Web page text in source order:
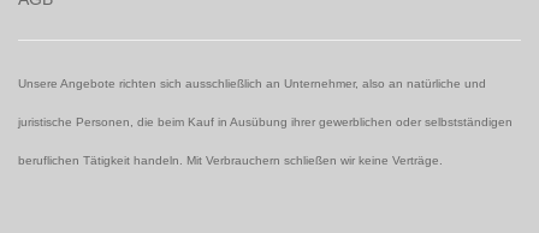
Unsere Angebote richten sich ausschließlich an Unternehmer, also an natürliche und
juristische Personen, die beim Kauf in Ausübung ihrer gewerblichen oder selbstständigen
beruflichen Tätigkeit handeln. Mit Verbrauchern schließen wir keine Verträge.